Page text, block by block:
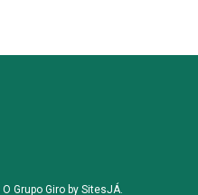
Grupo Giro by SitesJÁ.